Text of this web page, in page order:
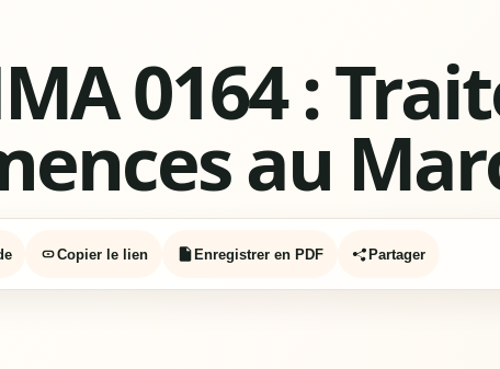
0164 :
au
Copier le lien Enregistrer en PDF Partager